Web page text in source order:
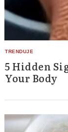
5 Hidden
Your Body